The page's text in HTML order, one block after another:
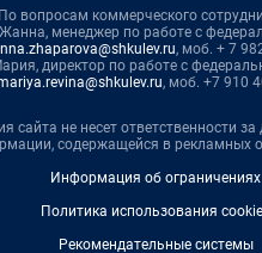
По вопросам коммерческого
менеджер по работе с
, моб. + 7
директор по работе с
, моб. +7 910
сайта не несет ответственности за
содержащейся в рекламных
Информация об ограничениях
Политика использования
Рекомендательные системы